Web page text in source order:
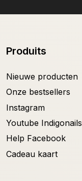
Produits
Nieuwe producten
Onze bestsellers
Instagram
Youtube Indigonails
Help Facebook
Cadeau kaart